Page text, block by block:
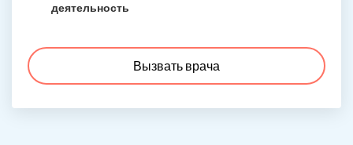
деятельность
Вызвать врача